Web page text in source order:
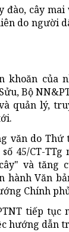
đào, cây
do người
khoăn của
Bộ
quản lý,
văn do
45/CT-
và tăng
hành Văn
Chính
tiếp tục
hướng dẫn